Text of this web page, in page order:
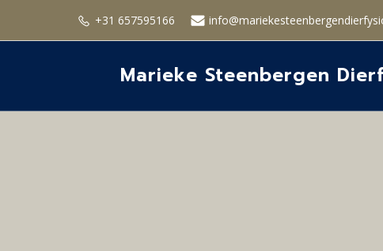
+31 657595166
Marieke Steenbergen